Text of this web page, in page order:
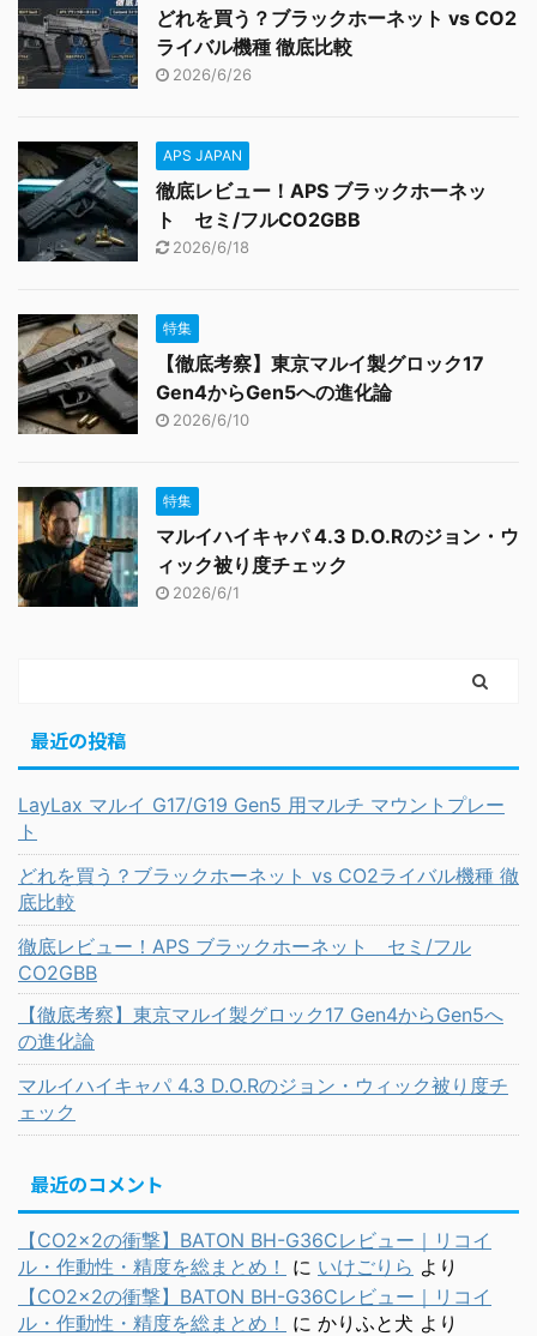
どれを買う？ブラックホーネット vs CO2
ライバル機種 徹底比較
2026/6/26
APS JAPAN
徹底レビュー！APS ブラックホーネッ
ト セミ/フルCO2GBB
2026/6/18
特集
【徹底考察】東京マルイ製グロック17
Gen4からGen5への進化論
2026/6/10
特集
マルイハイキャパ 4.3 D.O.Rのジョン・ウ
ィック被り度チェック
2026/6/1
最近の投稿
LayLax マルイ G17/G19 Gen5 用マルチ マウントプレー
ト
どれを買う？ブラックホーネット vs CO2ライバル機種 徹
底比較
徹底レビュー！APS ブラックホーネット セミ/フル
CO2GBB
【徹底考察】東京マルイ製グロック17 Gen4からGen5へ
の進化論
マルイハイキャパ 4.3 D.O.Rのジョン・ウィック被り度チ
ェック
最近のコメント
【CO2×2の衝撃】BATON BH-G36Cレビュー｜リコイ
ル・作動性・精度を総まとめ！
に いけごりら より
【CO2×2の衝撃】BATON BH-G36Cレビュー｜リコイ
ル・作動性・精度を総まとめ！
に かりふと犬 より